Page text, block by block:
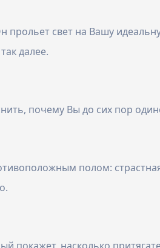
свет на Вашу
далее.
почему Вы до сих пор
полом:
покажет, насколько